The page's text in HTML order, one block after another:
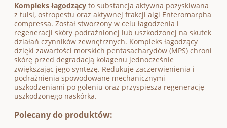
Kompleks łagodzący to substancja aktywna pozyskiwana
z tulsi, ostropestu oraz aktywnej frakcji algi Enteromarpha
compressa. Został stworzony w celu łagodzenia i
regeneracji skóry podrażnionej lub uszkodzonej na skutek
działań czynników zewnętrznych. Kompleks łagodzący
dzięki zawartości morskich pentasacharydów (MPS) chroni
skórę przed degradacją kolagenu jednocześnie
zwiększając jego syntezę. Redukuje zaczerwienienia i
podrażnienia spowodowane mechanicznymi
uszkodzeniami po goleniu oraz przyspiesza regenerację
uszkodzonego naskórka.
Polecany do produktów: